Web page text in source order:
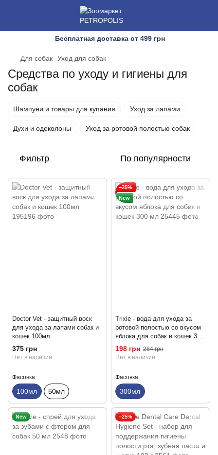
Бесплатная доставка от 499 грн
Для собак Уход для собак
Средства по уходу и гигиены для
собак
Шампуни и товары для купания Уход за лапами
Духи и одеколоны Уход за ротовой полостью собак
Фильтр По популярности
Doctor Vet - защитный воск
для ухода за лапами собак и
кошек 100мл
375 грн
Нет в наличии
Фасовка
100мл 50мл
−25%
New
Trixie - вода для ухода за
ротовой полостью со вкусом
яблока для собак и кошек 300
мл
198 грн 264 грн
Нет в наличии
Фасовка
300мл
New −25%